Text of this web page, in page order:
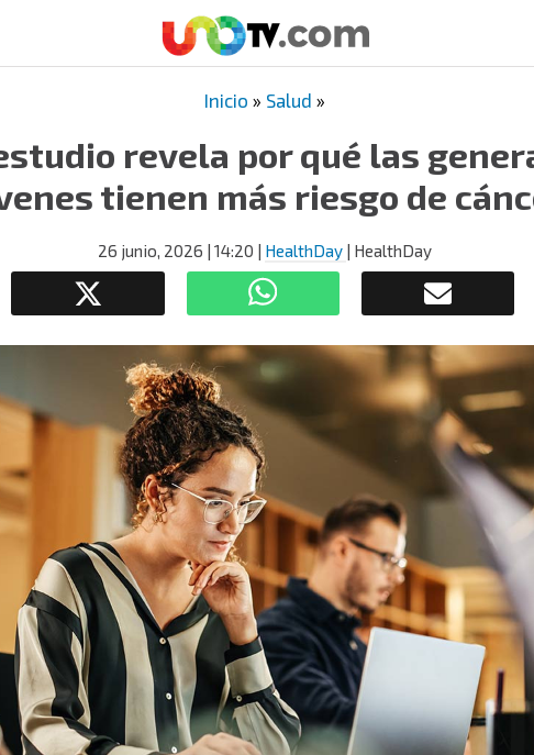
Inicio » Salud »
revela por qué las
tienen más riesgo de
26 junio, 2026 | 14:20 | HealthDay | HealthDay